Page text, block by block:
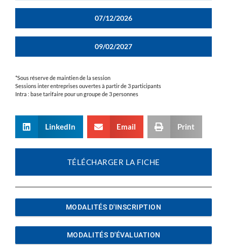
07/12/2026
09/02/2027
*Sous réserve de maintien de la session
Sessions inter entreprises ouvertes à partir de 3 participants
Intra : base tarifaire pour un groupe de 3 personnes
LinkedIn Email Print
TÉLÉCHARGER LA FICHE
MODALITÉS D'INSCRIPTION
MODALITÉS D'ÉVALUATION